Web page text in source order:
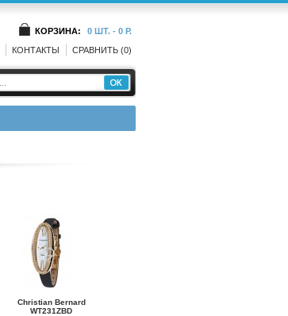
КОРЗИНА: 0 ШТ. - 0 Р.
КОНТАКТЫ СРАВНИТЬ (0)
Christian Bernard
WT231ZBD